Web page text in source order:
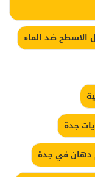
الاسطح ضد الماء
جدة
دهان في جدة